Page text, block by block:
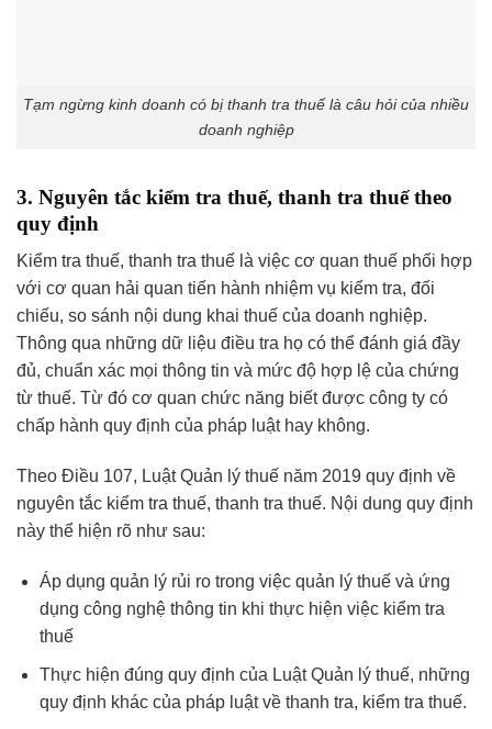
Tạm ngừng kinh doanh có bị thanh tra thuế là câu hỏi của nhiều
doanh nghiệp
3. Nguyên tắc kiểm tra thuế, thanh tra thuế theo
quy định
Kiểm tra thuế, thanh tra thuế là việc cơ quan thuế phối hợp
với cơ quan hải quan tiến hành nhiệm vụ kiểm tra, đối
chiếu, so sánh nội dung khai thuế của doanh nghiệp.
Thông qua những dữ liệu điều tra họ có thể đánh giá đầy
đủ, chuẩn xác mọi thông tin và mức độ hợp lệ của chứng
từ thuế. Từ đó cơ quan chức năng biết được công ty có
chấp hành quy định của pháp luật hay không.
Theo Điều 107, Luật Quản lý thuế năm 2019 quy định về
nguyên tắc kiểm tra thuế, thanh tra thuế. Nội dung quy định
này thể hiện rõ như sau:
Áp dụng quản lý rủi ro trong việc quản lý thuế và ứng
dụng công nghệ thông tin khi thực hiện việc kiểm tra
thuế
Thực hiện đúng quy định của Luật Quản lý thuế, những
quy định khác của pháp luật về thanh tra, kiểm tra thuế.